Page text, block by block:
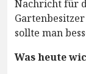
Nachricht für
sollte man
Was heute